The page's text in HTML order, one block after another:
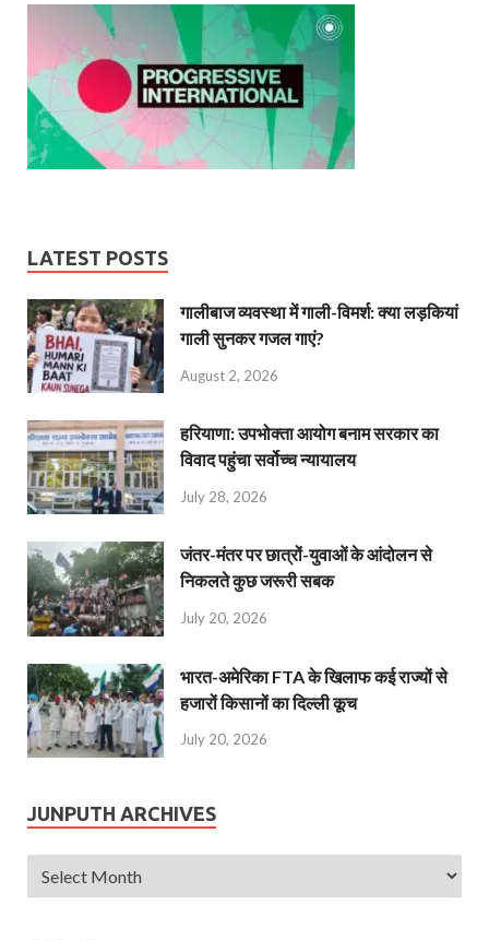
LATEST POSTS
गालीबाज व्‍यवस्‍था में गाली-विमर्श: क्या लड़कियां
गाली सुनकर गजल गाएं?
August 2, 2026
हरियाणा: उपभोक्ता आयोग बनाम सरकार का
विवाद पहुंचा सर्वोच्च न्यायालय
July 28, 2026
जंतर-मंतर पर छात्रों-युवाओं के आंदोलन से
निकलते कुछ जरूरी सबक
July 20, 2026
भारत-अमेरिका FTA के खिलाफ कई राज्यों से
हजारों किसानों का दिल्ली कूच
July 20, 2026
JUNPUTH ARCHIVES